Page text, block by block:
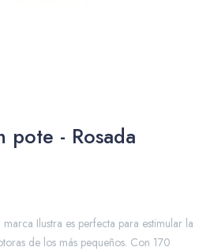
pote - Rosada
Ilustra es perfecta para estimular la
de los más pequeños. Con 170
y Sorpresitas